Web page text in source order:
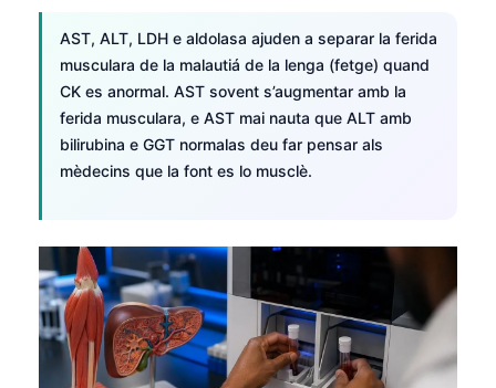
AST, ALT, LDH e aldolasa ajuden a separar la ferida
musculara de la malautiá de la lenga (fetge) quand
CK es anormal. AST sovent s’augmentar amb la
ferida musculara, e AST mai nauta que ALT amb
bilirubina e GGT normalas deu far pensar als
mèdecins que la font es lo musclè.